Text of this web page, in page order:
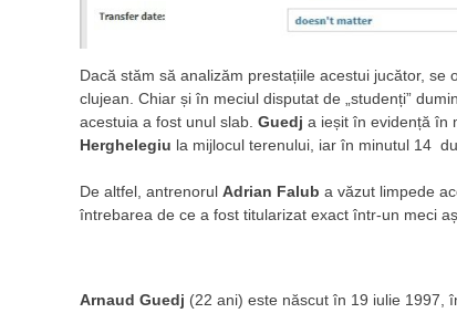
Dacă stăm să analizăm prestațiile acestui jucător,
clujean. Chiar și în meciul disputat de „studenți”
acestuia a fost unul slab. Guedj a ieșit în evidență în
Herghelegiu la mijlocul terenului, iar în minutul 14
De altfel, antrenorul Adrian Falub a văzut limpede
întrebarea de ce a fost titularizat exact într-un meci
Arnaud Guedj (22 ani) este născut în 19 iulie 1997,